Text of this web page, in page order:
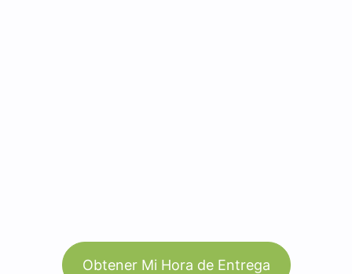
Obtener Mi Hora de Entrega